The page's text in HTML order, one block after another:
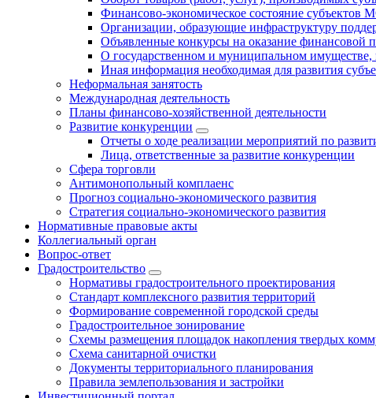
Финансово-экономическое состояние субъектов
Организации, образующие инфраструктуру
Объявленные конкурсы на оказание
О государственном и муниципальном
Иная информация необходимая для развития
Неформальная занятость
Международная деятельность
Планы финансово-хозяйственной деятельности
Развитие конкуренции
Отчеты о ходе реализации мероприятий по
Лица, ответственные за развитие конкуренции
Сфера торговли
Антимонопольный комплаенс
Прогноз социально-экономического развития
Стратегия социально-экономического развития
Нормативные правовые акты
Коллегиальный орган
Вопрос-ответ
Градостроительство
Нормативы градостроительного проектирования
Стандарт комплексного развития территорий
Формирование современной городской среды
Градостроительное зонирование
Схемы размещения площадок накопления твердых
Схема санитарной очистки
Документы территориального планирования
Правила землепользования и застройки